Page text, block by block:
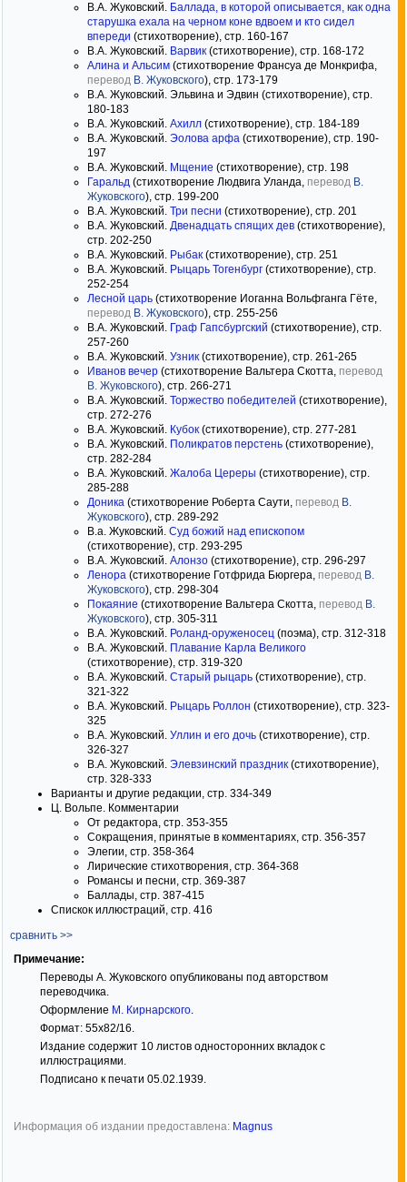
В.А. Жуковский. Баллада, в которой описывается, как одна
старушка ехала на черном коне вдвоем и кто сидел
впереди (стихотворение), стр. 160-167
В.А. Жуковский. Варвик (стихотворение), стр. 168-172
Алина и Альсим (стихотворение Франсуа де Монкрифа,
перевод В. Жуковского), стр. 173-179
В.А. Жуковский. Эльвина и Эдвин (стихотворение), стр.
180-183
В.А. Жуковский. Ахилл (стихотворение), стр. 184-189
В.А. Жуковский. Эолова арфа (стихотворение), стр. 190-
197
В.А. Жуковский. Мщение (стихотворение), стр. 198
Гаральд (стихотворение Людвига Уланда, перевод В.
Жуковского), стр. 199-200
В.А. Жуковский. Три песни (стихотворение), стр. 201
В.А. Жуковский. Двенадцать спящих дев (стихотворение),
стр. 202-250
В.А. Жуковский. Рыбак (стихотворение), стр. 251
В.А. Жуковский. Рыцарь Тогенбург (стихотворение), стр.
252-254
Лесной царь (стихотворение Иоганна Вольфганга Гёте,
перевод В. Жуковского), стр. 255-256
В.А. Жуковский. Граф Гапсбургский (стихотворение), стр.
257-260
В.А. Жуковский. Узник (стихотворение), стр. 261-265
Иванов вечер (стихотворение Вальтера Скотта, перевод
В. Жуковского), стр. 266-271
В.А. Жуковский. Торжество победителей (стихотворение),
стр. 272-276
В.А. Жуковский. Кубок (стихотворение), стр. 277-281
В.А. Жуковский. Поликратов перстень (стихотворение),
стр. 282-284
В.А. Жуковский. Жалоба Цереры (стихотворение), стр.
285-288
Доника (стихотворение Роберта Саути, перевод В.
Жуковского), стр. 289-292
В.а. Жуковский. Суд божий над епископом
(стихотворение), стр. 293-295
В.А. Жуковский. Алонзо (стихотворение), стр. 296-297
Ленора (стихотворение Готфрида Бюргера, перевод В.
Жуковского), стр. 298-304
Покаяние (стихотворение Вальтера Скотта, перевод В.
Жуковского), стр. 305-311
В.А. Жуковский. Роланд-оруженосец (поэма), стр. 312-318
В.А. Жуковский. Плавание Карла Великого
(стихотворение), стр. 319-320
В.А. Жуковский. Старый рыцарь (стихотворение), стр.
321-322
В.А. Жуковский. Рыцарь Роллон (стихотворение), стр. 323-
325
В.А. Жуковский. Уллин и его дочь (стихотворение), стр.
326-327
В.А. Жуковский. Элевзинский праздник (стихотворение),
стр. 328-333
Варианты и другие редакции, стр. 334-349
Ц. Вольпе. Комментарии
От редактора, стр. 353-355
Сокращения, принятые в комментариях, стр. 356-357
Элегии, стр. 358-364
Лирические стихотворения, стр. 364-368
Романсы и песни, стр. 369-387
Баллады, стр. 387-415
Спискок иллюстраций, стр. 416
сравнить >>
Примечание:
Переводы А. Жуковского опубликованы под авторством
переводчика.
Оформление М. Кирнарского.
Формат: 55x82/16.
Издание содержит 10 листов односторонних вкладок с
иллюстрациями.
Подписано к печати 05.02.1939.
Информация об издании предоставлена: Magnus